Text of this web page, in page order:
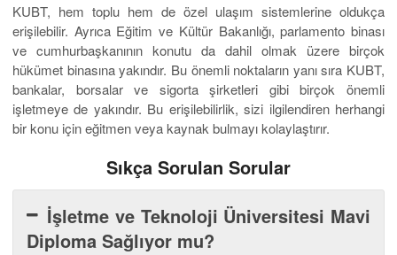
KUBT, hem toplu hem de özel ulaşım sistemlerine oldukça
erişilebilir. Ayrıca Eğitim ve Kültür Bakanlığı, parlamento binası
ve cumhurbaşkanının konutu da dahil olmak üzere birçok
hükümet binasına yakındır. Bu önemli noktaların yanı sıra KUBT,
bankalar, borsalar ve sigorta şirketleri gibi birçok önemli
işletmeye de yakındır. Bu erişilebilirlik, sizi ilgilendiren herhangi
bir konu için eğitmen veya kaynak bulmayı kolaylaştırır.
Sıkça Sorulan Sorular
İşletme ve Teknoloji Üniversitesi Mavi
Diploma Sağlıyor mu?